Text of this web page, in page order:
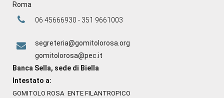
Roma
06 45666930 - 351 9661003
segreteria@gomitolorosa.org
gomitolorosa@pec.it
Banca Sella, sede di Biella
Intestato a:
GOMITOLO ROSA ENTE FILANTROPICO